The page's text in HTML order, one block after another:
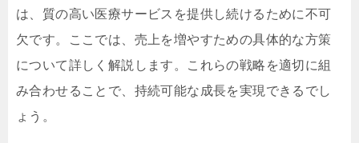
は、質の高い医療サービスを提供し続けるために不可
欠です。ここでは、売上を増やすための具体的な方策
について詳しく解説します。これらの戦略を適切に組
み合わせることで、持続可能な成長を実現できるでし
ょう。